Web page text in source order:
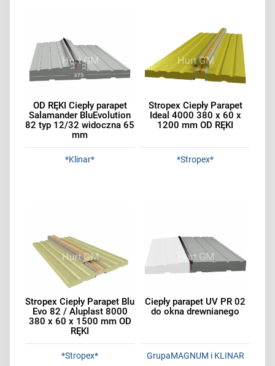
OD RĘKI Ciepły parapet
Salamander BluEvolution
82 typ 12/32 widoczna 65
mm
*Klinar*
Stropex Ciepły Parapet
Ideal 4000 380 x 60 x
1200 mm OD RĘKI
*Stropex*
Stropex Ciepły Parapet Blu
Evo 82 / Aluplast 8000
380 x 60 x 1500 mm OD
RĘKI
*Stropex*
Ciepły parapet UV PR 02
do okna drewnianego
GrupaMAGNUM i KLINAR